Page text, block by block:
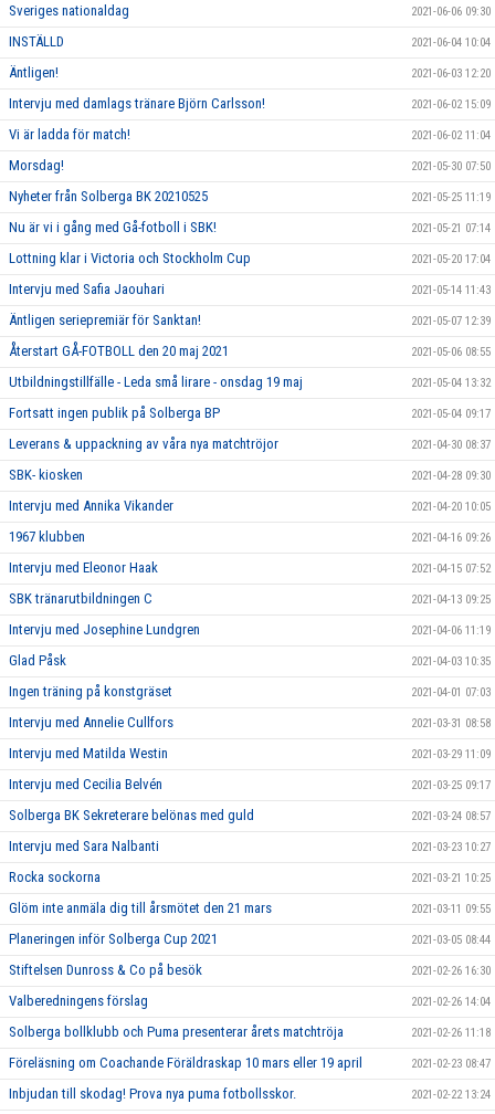
Sveriges nationaldag 2021-06-06 09:30
INSTÄLLD 2021-06-04 10:04
Äntligen! 2021-06-03 12:20
Intervju med damlags tränare Björn Carlsson! 2021-06-02 15:09
Vi är ladda för match! 2021-06-02 11:04
Morsdag! 2021-05-30 07:50
Nyheter från Solberga BK 20210525 2021-05-25 11:19
Nu är vi i gång med Gå-fotboll i SBK! 2021-05-21 07:14
Lottning klar i Victoria och Stockholm Cup 2021-05-20 17:04
Intervju med Safia Jaouhari 2021-05-14 11:43
Äntligen seriepremiär för Sanktan! 2021-05-07 12:39
Återstart GÅ-FOTBOLL den 20 maj 2021 2021-05-06 08:55
Utbildningstillfälle - Leda små lirare - onsdag 19 maj 2021-05-04 13:32
Fortsatt ingen publik på Solberga BP 2021-05-04 09:17
Leverans & uppackning av våra nya matchtröjor 2021-04-30 08:37
SBK- kiosken 2021-04-28 09:30
Intervju med Annika Vikander 2021-04-20 10:05
1967 klubben 2021-04-16 09:26
Intervju med Eleonor Haak 2021-04-15 07:52
SBK tränarutbildningen C 2021-04-13 09:25
Intervju med Josephine Lundgren 2021-04-06 11:19
Glad Påsk 2021-04-03 10:35
Ingen träning på konstgräset 2021-04-01 07:03
Intervju med Annelie Cullfors 2021-03-31 08:58
Intervju med Matilda Westin 2021-03-29 11:09
Intervju med Cecilia Belvén 2021-03-25 09:17
Solberga BK Sekreterare belönas med guld 2021-03-24 08:57
Intervju med Sara Nalbanti 2021-03-23 10:27
Rocka sockorna 2021-03-21 10:25
Glöm inte anmäla dig till årsmötet den 21 mars 2021-03-11 09:55
Planeringen inför Solberga Cup 2021 2021-03-05 08:44
Stiftelsen Dunross & Co på besök 2021-02-26 16:30
Valberedningens förslag 2021-02-26 14:04
Solberga bollklubb och Puma presenterar årets matchtröja 2021-02-26 11:18
Föreläsning om Coachande Föräldraskap 10 mars eller 19 april 2021-02-23 08:47
Inbjudan till skodag! Prova nya puma fotbollsskor. 2021-02-22 13:24